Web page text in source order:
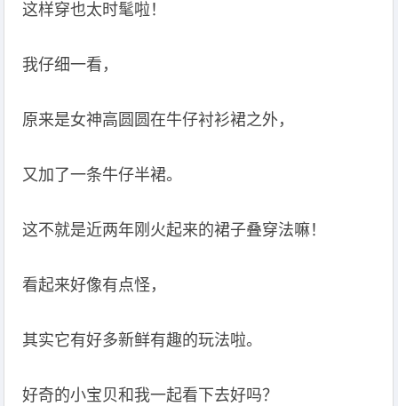
这样穿也太时髦啦！
我仔细一看，
原来是女神高圆圆在牛仔衬衫裙之外，
又加了一条牛仔半裙。
这不就是近两年刚火起来的裙子叠穿法嘛！
看起来好像有点怪，
其实它有好多新鲜有趣的玩法啦。
好奇的小宝贝和我一起看下去好吗？